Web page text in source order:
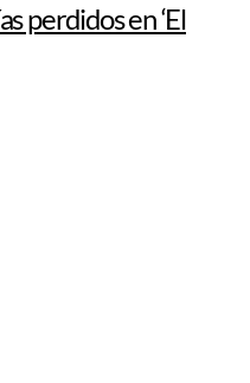
perdidos en ‘El